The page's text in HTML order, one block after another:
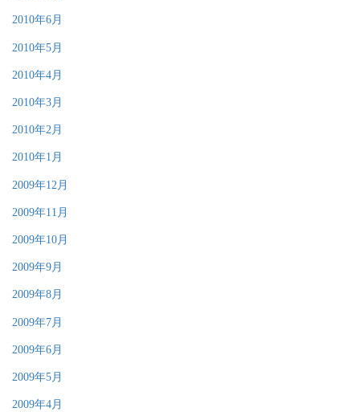
2010年6月
2010年5月
2010年4月
2010年3月
2010年2月
2010年1月
2009年12月
2009年11月
2009年10月
2009年9月
2009年8月
2009年7月
2009年6月
2009年5月
2009年4月